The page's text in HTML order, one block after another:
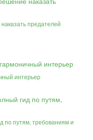
предателей
интерьер
по путям, требованиям и